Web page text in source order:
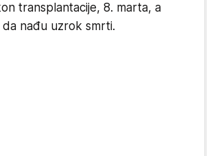
transplantacije, 8. marta, a
da nađu uzrok smrti.